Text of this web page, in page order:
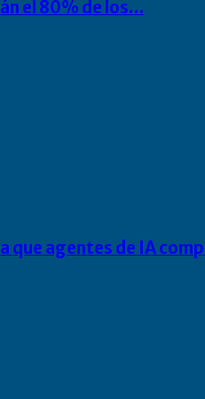
el 80% de los…
agentes de IA